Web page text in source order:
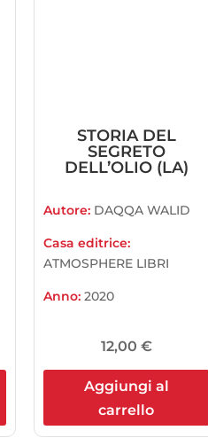
STORIA DEL
SEGRETO
DELL’OLIO (LA)
Autore: DAQQA WALID
Casa editrice:
ATMOSPHERE LIBRI
Anno:2020
12,00 €
Aggiungi al
carrello